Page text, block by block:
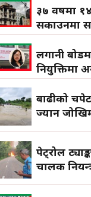
३७ वर्षमा
सकाउनमा
लगानी
नियुक्तिमा
बाढीको
ज्यान
पेट्रोल
चालक